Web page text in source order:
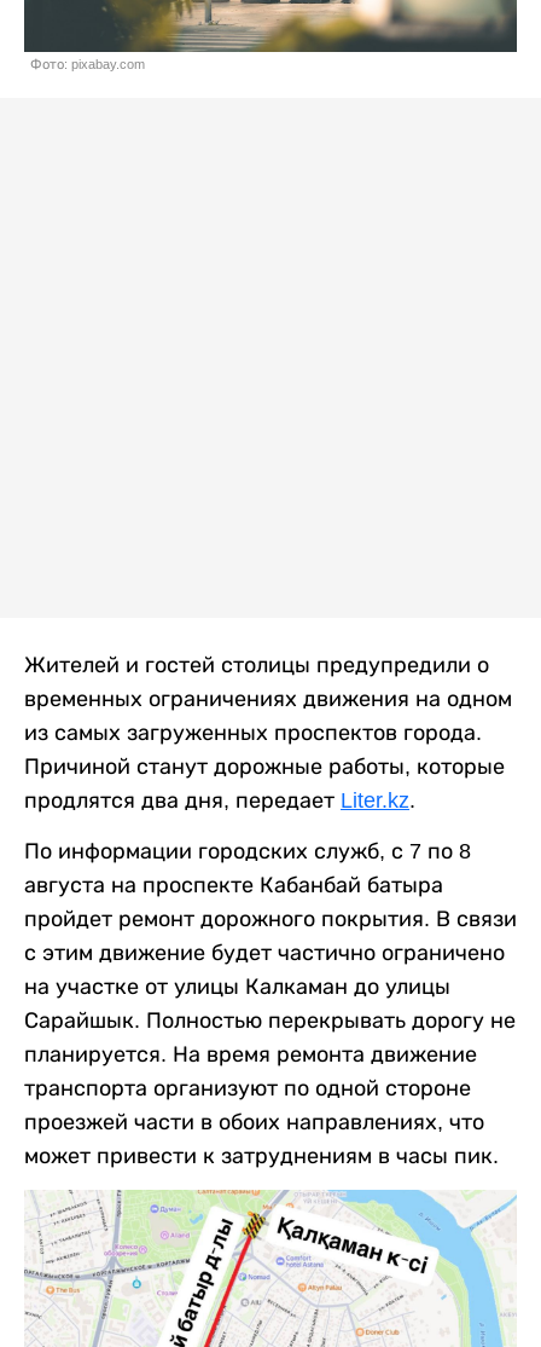
Фото: pixabay.com
Жителей и гостей столицы предупредили о
временных ограничениях движения на одном
из самых загруженных проспектов города.
Причиной станут дорожные работы, которые
продлятся два дня, передает Liter.kz.
По информации городских служб, с 7 по 8
августа на проспекте Кабанбай батыра
пройдет ремонт дорожного покрытия. В связи
с этим движение будет частично ограничено
на участке от улицы Калкаман до улицы
Сарайшык. Полностью перекрывать дорогу не
планируется. На время ремонта движение
транспорта организуют по одной стороне
проезжей части в обоих направлениях, что
может привести к затруднениям в часы пик.